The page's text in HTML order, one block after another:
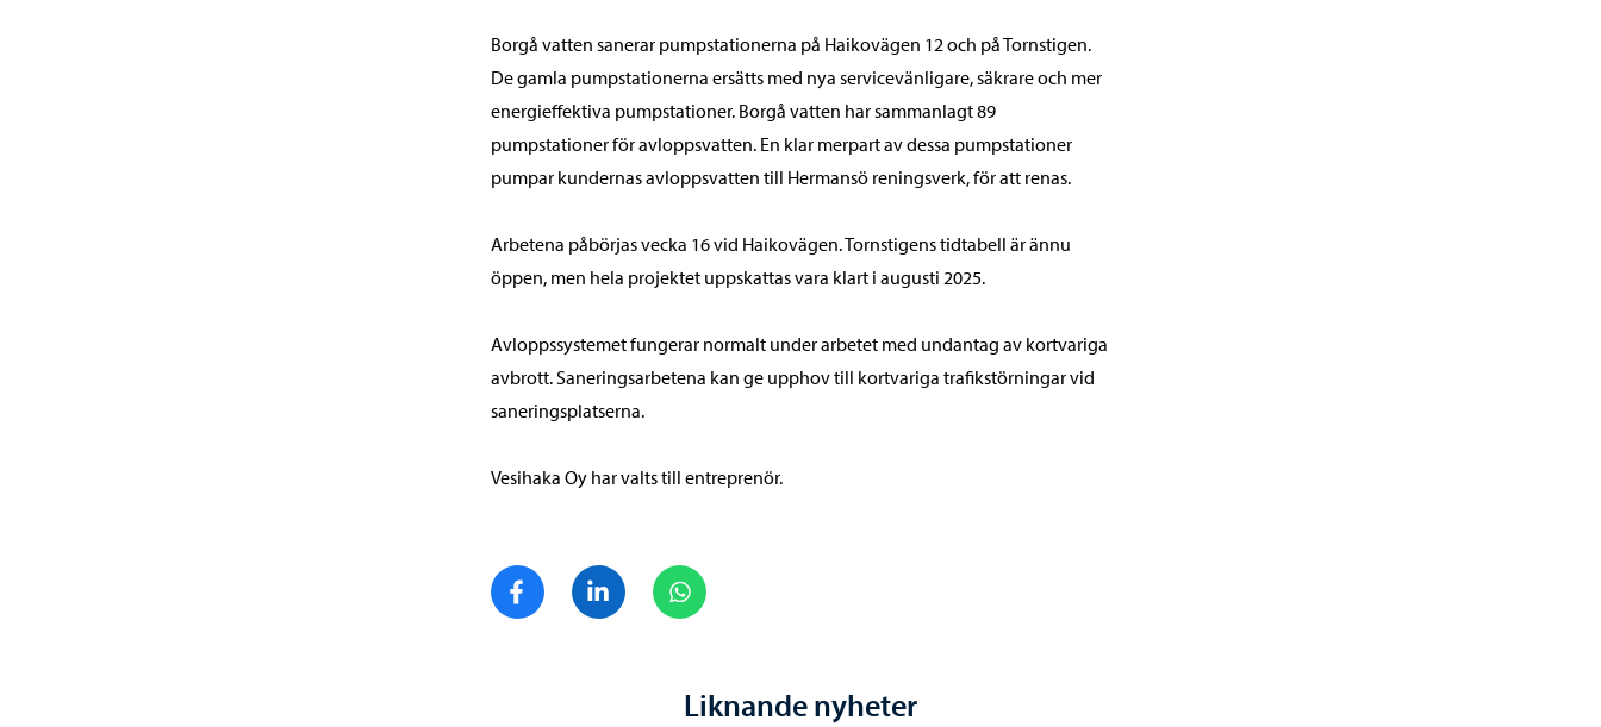
Borgå vatten sanerar pumpstationerna på Haikovägen 12 och på Tornstigen.
De gamla pumpstationerna ersätts med nya servicevänligare, säkrare och mer
energieffektiva pumpstationer. Borgå vatten har sammanlagt 89
pumpstationer för avloppsvatten. En klar merpart av dessa pumpstationer
pumpar kundernas avloppsvatten till Hermansö reningsverk, för att renas.
Arbetena påbörjas vecka 16 vid Haikovägen. Tornstigens tidtabell är ännu
öppen, men hela projektet uppskattas vara klart i augusti 2025.
Avloppssystemet fungerar normalt under arbetet med undantag av kortvariga
avbrott. Saneringsarbetena kan ge upphov till kortvariga trafikstörningar vid
saneringsplatserna.
Vesihaka Oy har valts till entreprenör.
Dela på FacebookDela på LinkedIn
Liknande nyheter